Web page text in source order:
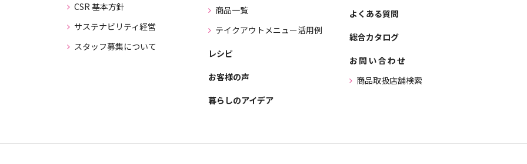
CSR 基本方針
サステナビリティ経営
スタッフ募集について
商品一覧
テイクアウトメニュー活用例
レシピ
お客様の声
暮らしのアイデア
よくある質問
総合カタログ
お問い合わせ
商品取扱店舗検索